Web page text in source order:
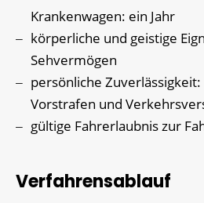
Krankenwagen: ein Jahr
körperliche und geistige
Sehvermögen
persönliche
Vorstrafen und
gültige Fahrerlaubnis zur
Verfahrensablauf